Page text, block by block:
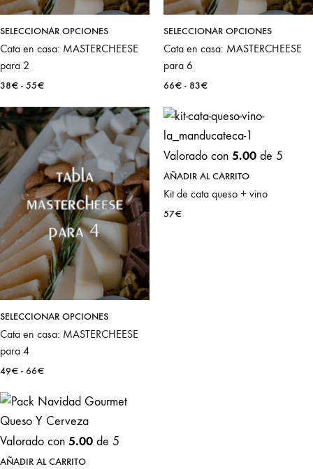
SELECCIONAR OPCIONESEste
producto
variantes.
Las
opciones
se
pueden
elegir
en
la
página
de
producto
Cata en casa: MASTERCHEESE
para 2
38€ - 55€Rango
precios:
desde
38€
hasta
55€
SELECCIONAR OPCIONESEste
producto
Cata en casa: MASTERCHEESE
para 6
66€ - 83€Rango
precios:
66€
hasta
83€
SELECCIONAR OPCIONESEste
producto
Cata en casa: MASTERCHEESE
para 4
49€ - 66€Rango
precios:
desde
49€
hasta
66€
Valorado con 5.00 de 5
AÑADIR AL CARRITO
Kit de cata queso + vino
57€
Valorado con 5.00 de 5
AÑADIR AL CARRITO